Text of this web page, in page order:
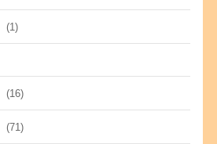
(1)
(16)
(71)